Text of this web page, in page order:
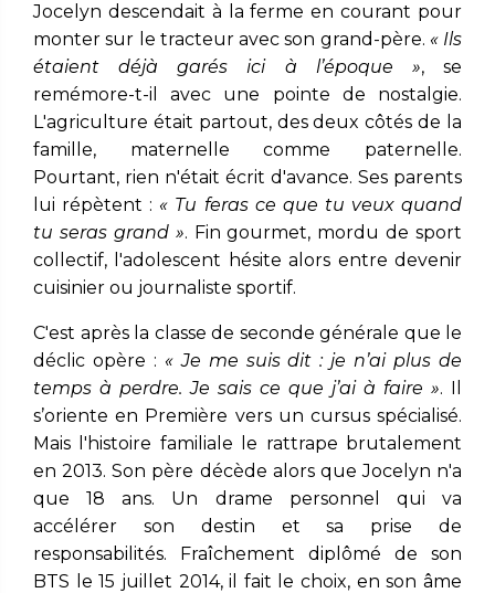
Jocelyn descendait à la ferme en courant pour
monter sur le tracteur avec son grand-père. « Ils
étaient déjà garés ici à l’époque », se
remémore-t-il avec une pointe de nostalgie.
L'agriculture était partout, des deux côtés de la
famille, maternelle comme paternelle.
Pourtant, rien n'était écrit d'avance. Ses parents
lui répètent : « Tu feras ce que tu veux quand
tu seras grand ». Fin gourmet, mordu de sport
collectif, l'adolescent hésite alors entre devenir
cuisinier ou journaliste sportif.
C'est après la classe de seconde générale que le
déclic opère : « Je me suis dit : je n’ai plus de
temps à perdre. Je sais ce que j’ai à faire ». Il
s’oriente en Première vers un cursus spécialisé.
Mais l'histoire familiale le rattrape brutalement
en 2013. Son père décède alors que Jocelyn n'a
que 18 ans. Un drame personnel qui va
accélérer son destin et sa prise de
responsabilités. Fraîchement diplômé de son
BTS le 15 juillet 2014, il fait le choix, en son âme